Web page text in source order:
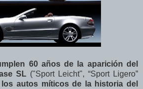
60 años de la aparición del
SL ("Sport Leicht", “Sport Ligero”
autos míticos de la historia del